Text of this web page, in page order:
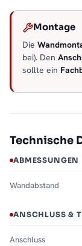
Montage
Die
bei). Den
sollte ein
Technische
ABMESSUNGEN
Wandabstand
ANSCHLUSS &
Anschluss